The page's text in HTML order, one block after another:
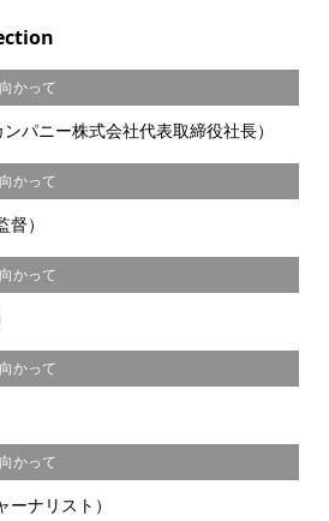
かって
パニー株式会社代表取締役社長）
かって
）
かって
かって
かって
ナリスト）